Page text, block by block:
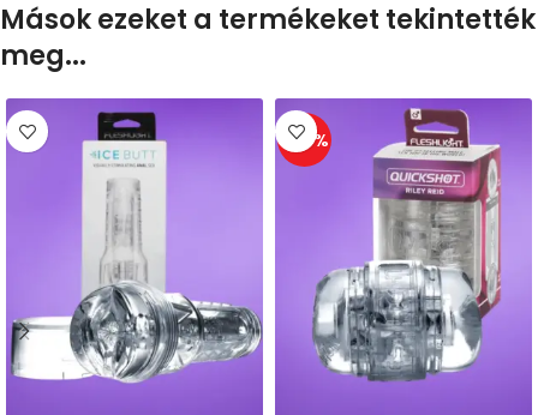
Mások ezeket a termékeket tekintették
meg...
-30%